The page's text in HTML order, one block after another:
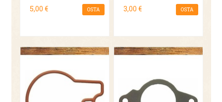
5,00 € OSTA 3,00 € OSTA